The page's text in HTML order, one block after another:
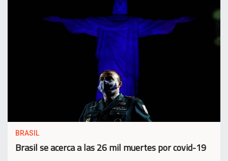
BRASIL
Brasil se acerca a las 26 mil muertes por covid-19